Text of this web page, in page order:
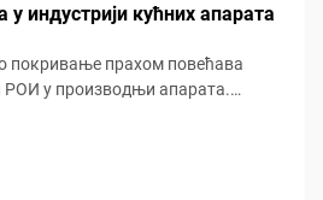
индустрији кућних апарата
покривање прахом повећава
РОИ у производњи апарата.